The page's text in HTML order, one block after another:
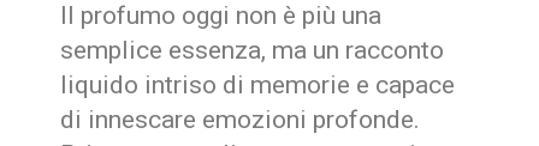
Il profumo oggi non è più una
semplice essenza, ma un racconto
liquido intriso di memorie e capace
di innescare emozioni profonde.